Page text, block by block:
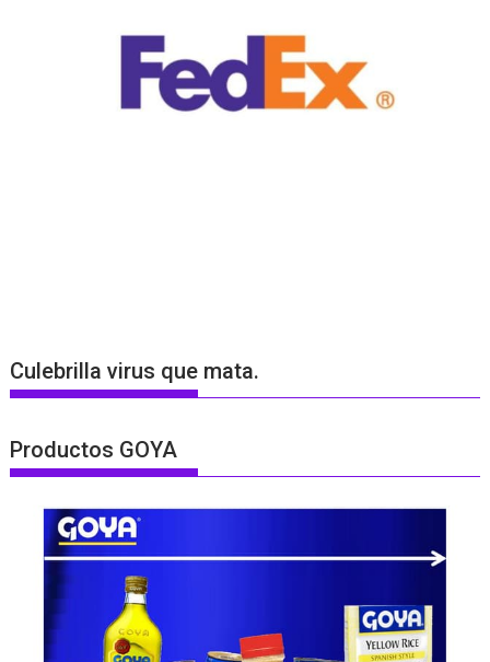
Culebrilla virus que mata.
Productos GOYA